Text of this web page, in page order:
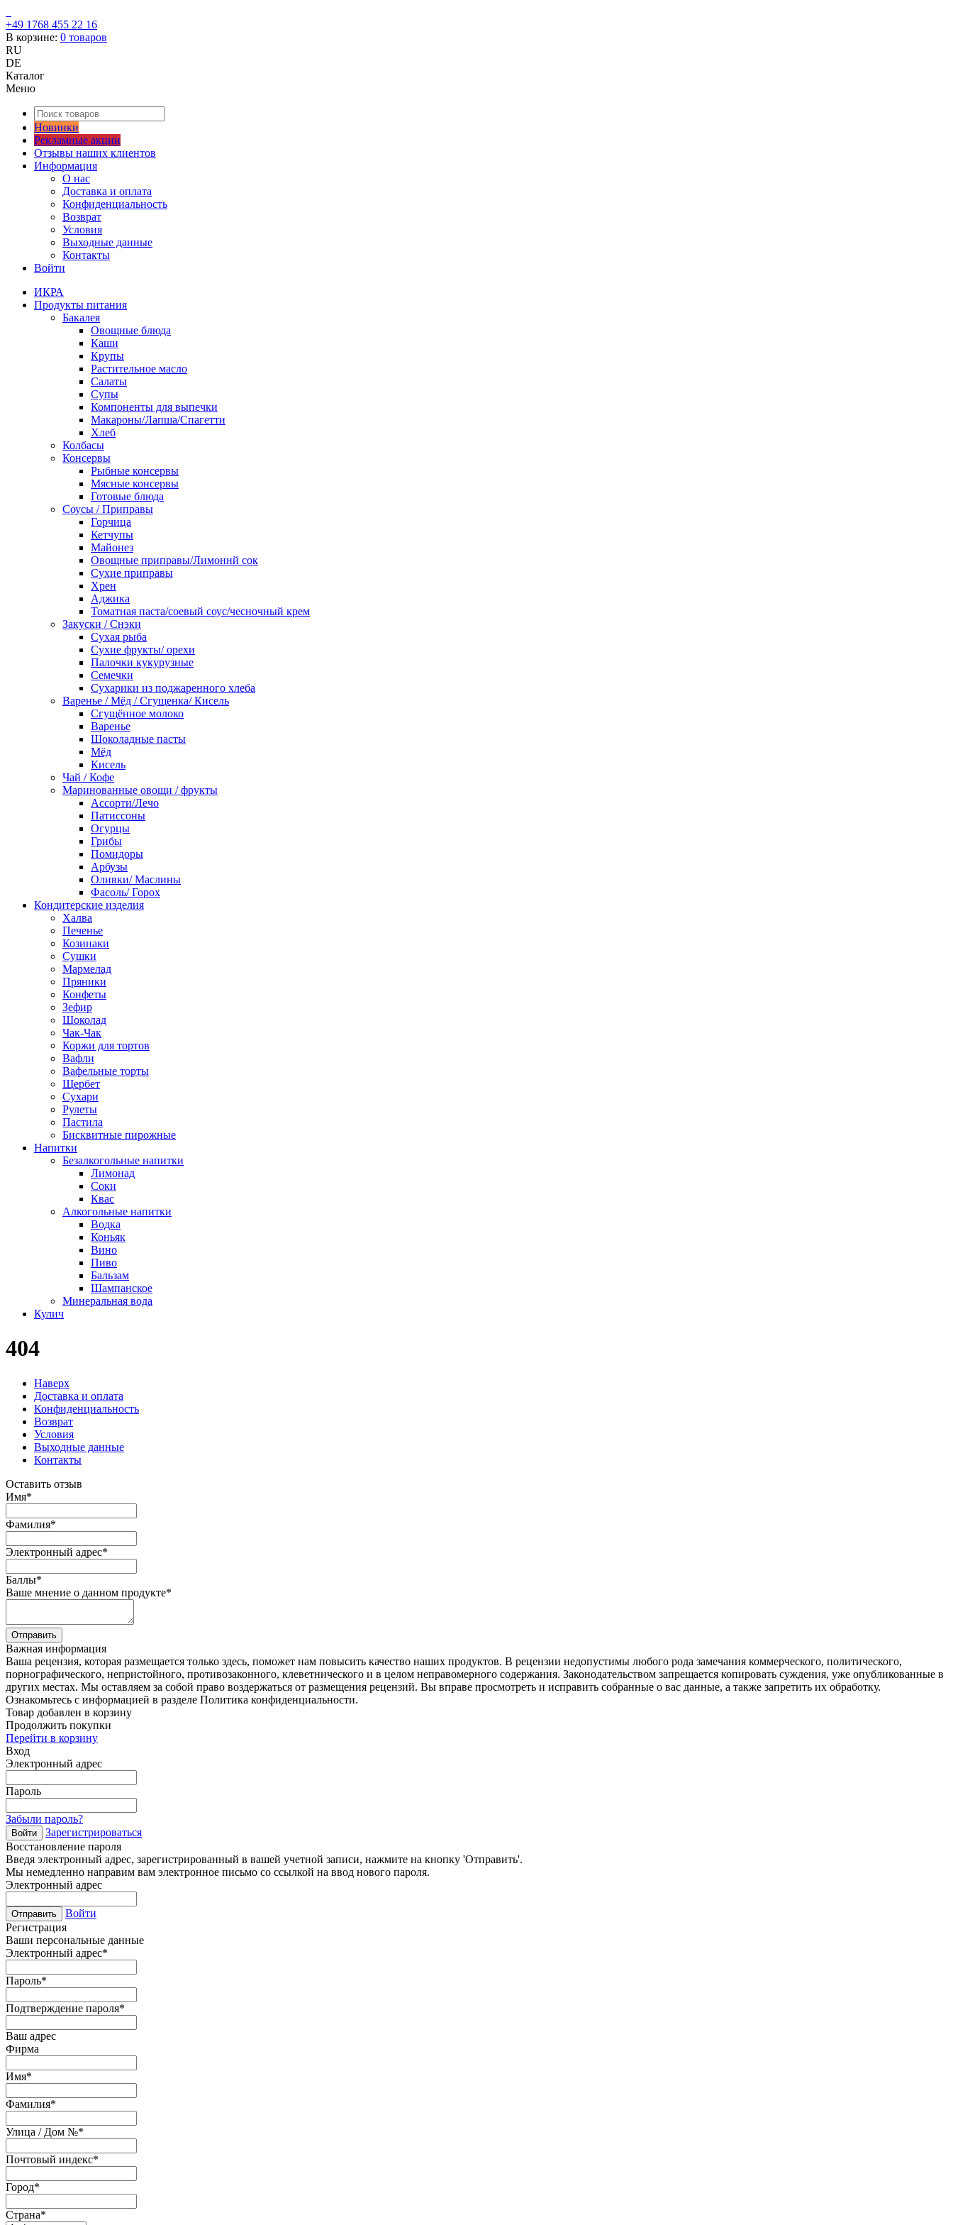
+49 1768 455 22 16
В корзине: 0 товаров
RU
DE
Каталог
Меню
Новинки
Рекламные акции
Отзывы наших клиентов
Информация
О нас
Доставка и оплата
Конфиденциальность
Возврат
Условия
Выходные данные
Контакты
Войти
ИКРА
Продукты питания
Бакалея
Овощные блюда
Каши
Крупы
Растительное масло
Салаты
Супы
Компоненты для выпечки
Макароны/Лапша/Спагетти
Хлеб
Колбасы
Консервы
Рыбные консервы
Мясные консервы
Готовые блюда
Соусы / Приправы
Горчица
Кетчупы
Майонез
Овощные приправы/Лимоннй сок
Сухие приправы
Хрен
Аджика
Томатная паста/соевый соус/чесночный крем
Закуски / Снэки
Сухая рыба
Сухие фрукты/ орехи
Палочки кукурузные
Семечки
Сухарики из поджаренного хлеба
Варенье / Мёд / Сгущенка/ Кисель
Сгущённое молоко
Варенье
Шоколадные пасты
Мёд
Кисель
Чай / Кофе
Маринованные овощи / фрукты
Ассорти/Лечо
Патиссоны
Огурцы
Грибы
Помидоры
Арбузы
Оливки/ Маслины
Фасоль/ Горох
Кондитерские изделия
Халва
Печенье
Козинаки
Сушки
Мармелад
Пряники
Конфеты
Зефир
Шоколад
Чак-Чак
Коржи для тортов
Вафли
Вафельные торты
Щербет
Сухари
Рулеты
Пастила
Бисквитные пирожные
Напитки
Безалкогольные напитки
Лимонад
Соки
Квас
Алкогольные напитки
Водка
Коньяк
Вино
Пиво
Бальзам
Шампанское
Минеральная вода
Кулич
404
Наверх
Доставка и оплата
Конфиденциальность
Возврат
Условия
Выходные данные
Контакты
Оставить отзыв
Имя*
Фамилия*
Электронный адрес*
Баллы*
Ваше мнение о данном продукте*
Отправить
Важная информация
Ваша рецензия, которая размещается только здесь, поможет нам повысить качество наших продуктов. В рецензии недопустимы любого рода замечания коммерческого, политического,
порнографического, непристойного, противозаконного, клеветнического и в целом неправомерного содержания. Законодательством запрещается копировать суждения, уже опубликованные в
других местах. Мы оставляем за собой право воздержаться от размещения рецензий. Вы вправе просмотреть и исправить собранные о вас данные, а также запретить их обработку.
Ознакомьтесь с информацией в разделе Политика конфиденциальности.
Товар добавлен в корзину
Продолжить покупки
Перейти в корзину
Вход
Электронный адрес
Пароль
Забыли пароль?
Войти
Зарегистрироваться
Восстановление пароля
Введя электронный адрес, зарегистрированный в вашей учетной записи, нажмите на кнопку 'Отправить'.
Мы немедленно направим вам электронное письмо со ссылкой на ввод нового пароля.
Электронный адрес
Отправить
Войти
Регистрация
Ваши персональные данные
Электронный адрес*
Пароль*
Подтверждение пароля*
Ваш адрес
Фирма
Имя*
Фамилия*
Улица / Дом №*
Почтовый индекс*
Город*
Страна*